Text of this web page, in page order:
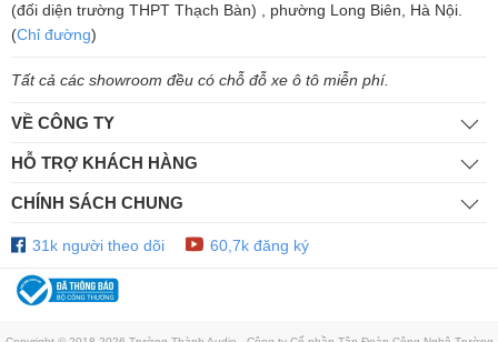
(đối diện trường THPT Thạch Bàn) , phường Long Biên, Hà Nội.
(Chỉ đường)
Tất cả các showroom đều có chỗ đỗ xe ô tô miễn phí.
VỀ CÔNG TY
HỖ TRỢ KHÁCH HÀNG
CHÍNH SÁCH CHUNG
31k người theo dõi 60,7k đăng ký